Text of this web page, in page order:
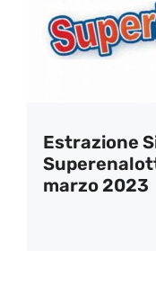
Estrazione
marzo 2023